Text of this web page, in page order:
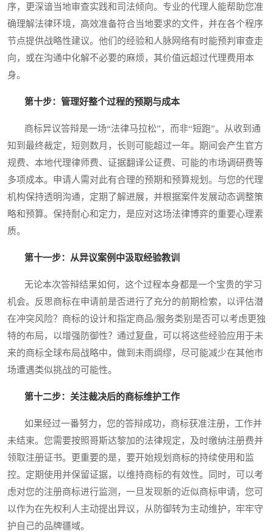
序，更深谙当地审查实践和司法倾向。专业的代理人能帮助您准
确理解法律环境，高效准备符合当地要求的文件，并在各个程序
节点提供战略性建议。他们的经验和人脉网络有时能预判审查走
向，或在沟通中化解不必要的麻烦，其价值远超过代理费用本
身。
第十步：管理好整个过程的预期与成本
商标异议答辩是一场“法律马拉松”，而非“短跑”。从收到通
知到最终裁定，短则数月，长则可能超过一年。期间会产生官方
规费、本地代理律师费、证据翻译公证费、可能的市场调研费等
多项成本。申请人需对此有合理的预期和预算规划。与您的代理
机构保持透明沟通，定期了解进展，并根据案件发展动态调整策
略和预算。保持耐心和定力，是应对这场法律博弈的重要心理素
质。
第十一步：从异议案例中汲取经验教训
无论本次答辩结果如何，这个过程本身都是一个宝贵的学习
机会。反思商标在申请前是否进行了充分的前期检索，以评估潜
在冲突风险？商标的设计和指定商品/服务类别是否可以考虑更独
特的布局，以增强防御性？通过复盘，可以将这些经验应用于未
来的商标全球布局战略中，做到未雨绸缪，尽可能减少在其他市
场遭遇类似挑战的可能性。
第十二步：关注裁决后的商标维护工作
如果经过一番努力，您的答辩成功，商标获准注册，工作并
未结束。您需要按照哥斯达黎加的法律规定，及时缴纳注册费并
领取注册证书。更重要的是，要开始规划商标的持续使用和监
控。定期使用并保留证据，以维持商标的有效性。同时，可以考
虑对您的注册商标进行监测，一旦发现新的近似商标申请，您可
以作为在先权利人主动提出异议，从防御转为主动维护，牢牢守
护自己的品牌疆域。